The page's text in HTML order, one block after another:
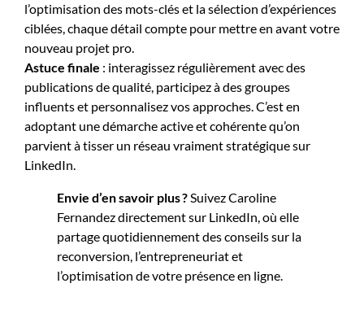
l’optimisation des mots-clés et la sélection d’expériences
ciblées, chaque détail compte pour mettre en avant votre
nouveau projet pro.
Astuce finale : interagissez régulièrement avec des
publications de qualité, participez à des groupes
influents et personnalisez vos approches. C’est en
adoptant une démarche active et cohérente qu’on
parvient à tisser un réseau vraiment stratégique sur
LinkedIn.
Envie d’en savoir plus ?Suivez Caroline
Fernandez directement sur LinkedIn, où elle
partage quotidiennement des conseils sur la
reconversion, l’entrepreneuriat et
l’optimisation de votre présence en ligne.